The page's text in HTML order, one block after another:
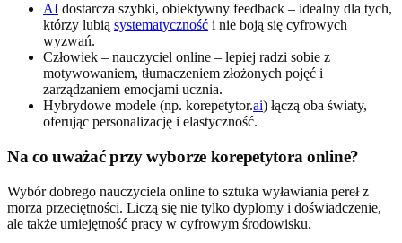
AI dostarcza szybki, obiektywny feedback – idealny dla tych,
którzy lubią systematyczność i nie boją się cyfrowych
wyzwań.
Człowiek – nauczyciel online – lepiej radzi sobie z
motywowaniem, tłumaczeniem złożonych pojęć i
zarządzaniem emocjami ucznia.
Hybrydowe modele (np. korepetytor.ai) łączą oba światy,
oferując personalizację i elastyczność.
Na co uważać przy wyborze korepetytora online?
Wybór dobrego nauczyciela online to sztuka wyławiania pereł z
morza przeciętności. Liczą się nie tylko dyplomy i doświadczenie,
ale także umiejętność pracy w cyfrowym środowisku.